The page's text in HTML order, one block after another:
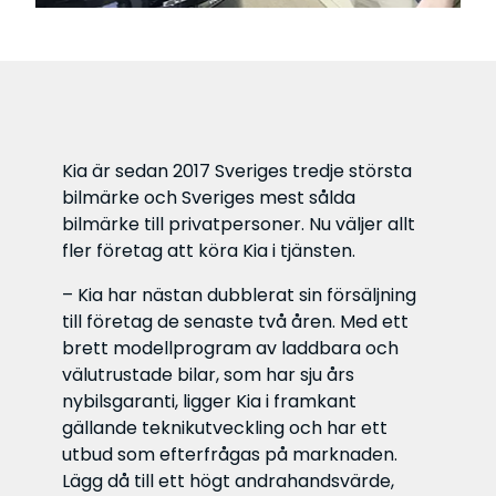
Kia är sedan 2017 Sveriges tredje största
bilmärke och Sveriges mest sålda
bilmärke till privatpersoner. Nu väljer allt
fler företag att köra Kia i tjänsten.
– Kia har nästan dubblerat sin försäljning
till företag de senaste två åren. Med ett
brett modellprogram av laddbara och
välutrustade bilar, som har sju års
nybilsgaranti, ligger Kia i framkant
gällande teknikutveckling och har ett
utbud som efterfrågas på marknaden.
Lägg då till ett högt andrahandsvärde,